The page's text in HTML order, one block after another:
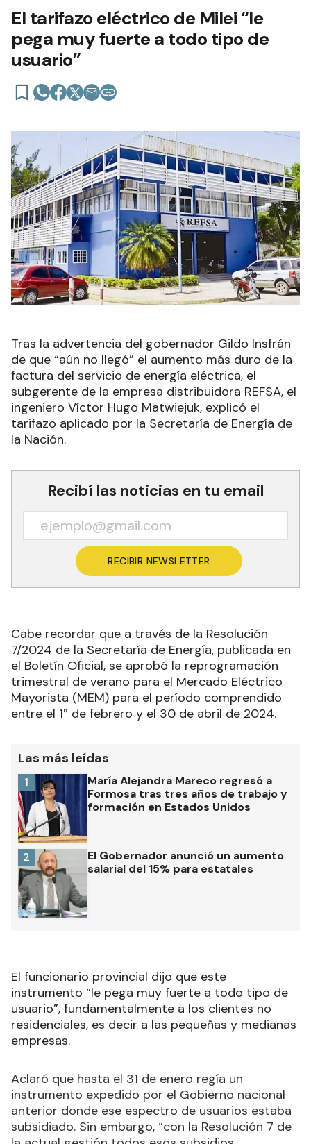
El tarifazo eléctrico de Milei “le
pega muy fuerte a todo tipo de
usuario”
Tras la advertencia del gobernador Gildo Insfrán
de que “aún no llegó” el aumento más duro de la
factura del servicio de energía eléctrica, el
subgerente de la empresa distribuidora REFSA, el
ingeniero Víctor Hugo Matwiejuk, explicó el
tarifazo aplicado por la Secretaría de Energía de
la Nación.
Recibí las noticias en tu email
RECIBIR NEWSLETTER
Cabe recordar que a través de la Resolución
7/2024 de la Secretaría de Energía, publicada en
el Boletín Oficial, se aprobó la reprogramación
trimestral de verano para el Mercado Eléctrico
Mayorista (MEM) para el período comprendido
entre el 1° de febrero y el 30 de abril de 2024.
Las más leídas
María Alejandra Mareco regresó a
Formosa tras tres años de trabajo y
formación en Estados Unidos
1
El Gobernador anunció un aumento
salarial del 15% para estatales
2
El funcionario provincial dijo que este
instrumento “le pega muy fuerte a todo tipo de
usuario”, fundamentalmente a los clientes no
residenciales, es decir a las pequeñas y medianas
empresas.
Aclaró que hasta el 31 de enero regía un
instrumento expedido por el Gobierno nacional
anterior donde ese espectro de usuarios estaba
subsidiado. Sin embargo, “con la Resolución 7 de